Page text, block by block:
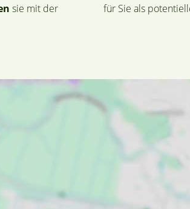
sie mit der
für Sie als